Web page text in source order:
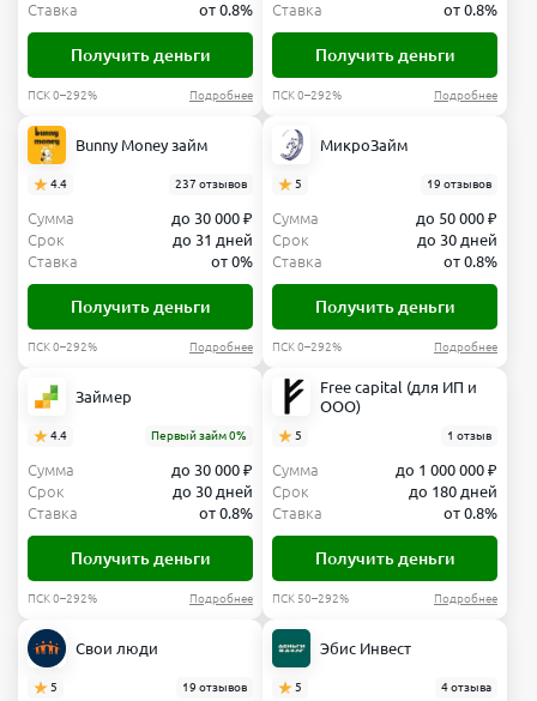
Ставка
от 0.8%
Получить деньги
ПСК 0–292% Подробнее
Ставка
от 0.8%
Получить деньги
ПСК 0–292% Подробнее
Bunny Money займ
4.4 237 отзывов
Сумма
до 30 000 ₽
Срок
до 31 дней
Ставка
от 0%
Получить деньги
ПСК 0–292% Подробнее
МикроЗайм
5 19 отзывов
Сумма
до 50 000 ₽
Срок
до 30 дней
Ставка
от 0.8%
Получить деньги
ПСК 0–292% Подробнее
Займер
4.4 Первый займ 0%
Сумма
до 30 000 ₽
Срок
до 30 дней
Ставка
от 0.8%
Получить деньги
ПСК 0–292% Подробнее
Free capital (для ИП и
ООО)
5 1 отзыв
Сумма
до 1 000 000 ₽
Срок
до 180 дней
Ставка
от 0.8%
Получить деньги
ПСК 50–292% Подробнее
Свои люди
5 19 отзывов
Эбис Инвест
5 4 отзыва